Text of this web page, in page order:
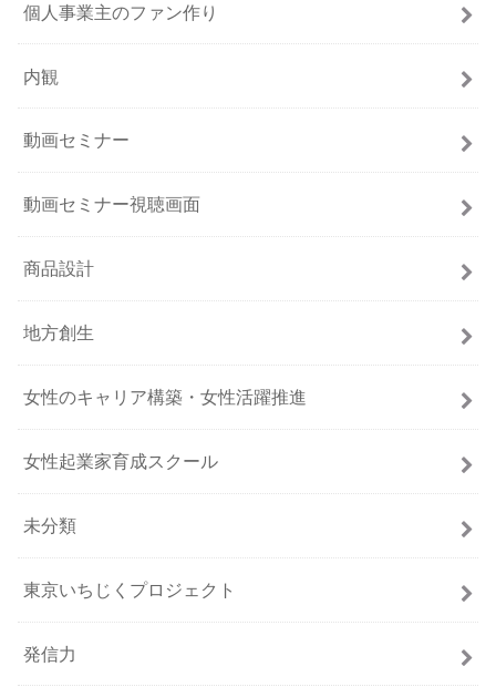
個人事業主のファン作り
内観
動画セミナー
動画セミナー視聴画面
商品設計
地方創生
女性のキャリア構築・女性活躍推進
女性起業家育成スクール
未分類
東京いちじくプロジェクト
発信力